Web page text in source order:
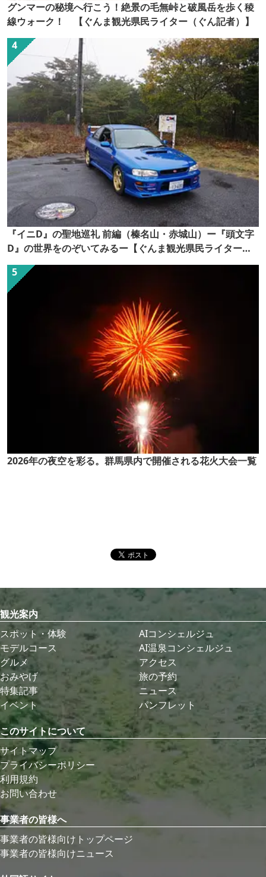
グンマーの秘境へ行こう！絶景の毛無峠と破風岳を歩く稜
線ウォーク！ 【ぐんま観光県民ライター（ぐん記者）】
『イニD』の聖地巡礼 前編（榛名山・赤城山）ー『頭文字
D』の世界をのぞいてみるー【ぐんま観光県民ライター
（ぐん記者）】
2026年の夜空を彩る。群馬県内で開催される花火大会一覧
観光案内
スポット・体験
モデルコース
グルメ
おみやげ
特集記事
イベント
AIコンシェルジュ
AI温泉コンシェルジュ
アクセス
旅の予約
ニュース
パンフレット
このサイトについて
サイトマップ
プライバシーポリシー
利用規約
お問い合わせ
事業者の皆様へ
事業者の皆様向けトップページ
事業者の皆様向けニュース